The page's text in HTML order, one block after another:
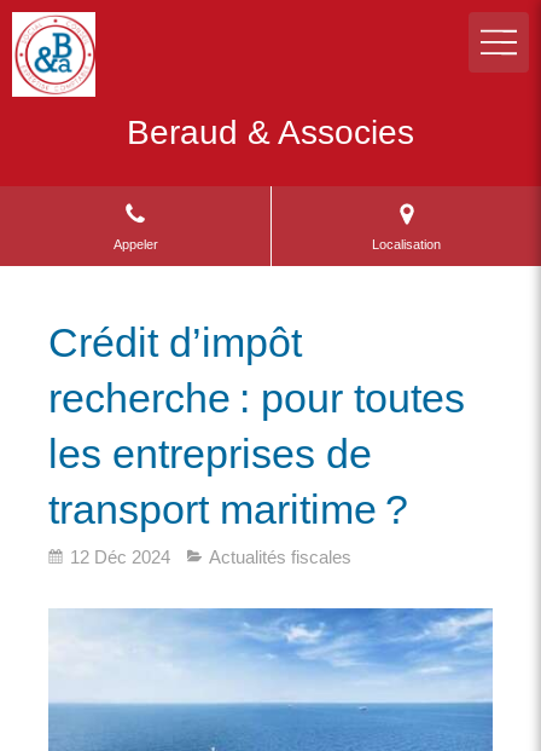
Beraud & Associes
Appeler Localisation
Crédit d’impôt
recherche : pour toutes
les entreprises de
transport maritime ?
12 Déc 2024 Actualités fiscales